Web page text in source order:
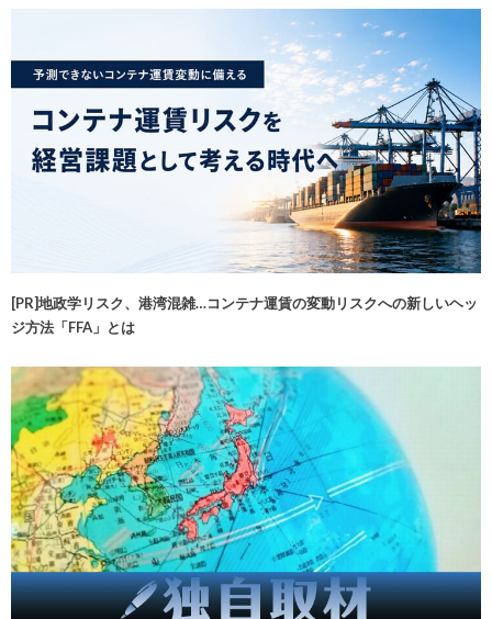
[PR]地政学リスク、港湾混雑…コンテナ運賃の変動リスクへの新しいヘッ
ジ方法「FFA」とは